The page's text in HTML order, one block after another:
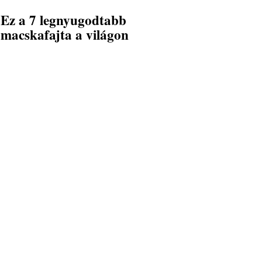
Ez a 7 legnyugodtabb
macskafajta a világon